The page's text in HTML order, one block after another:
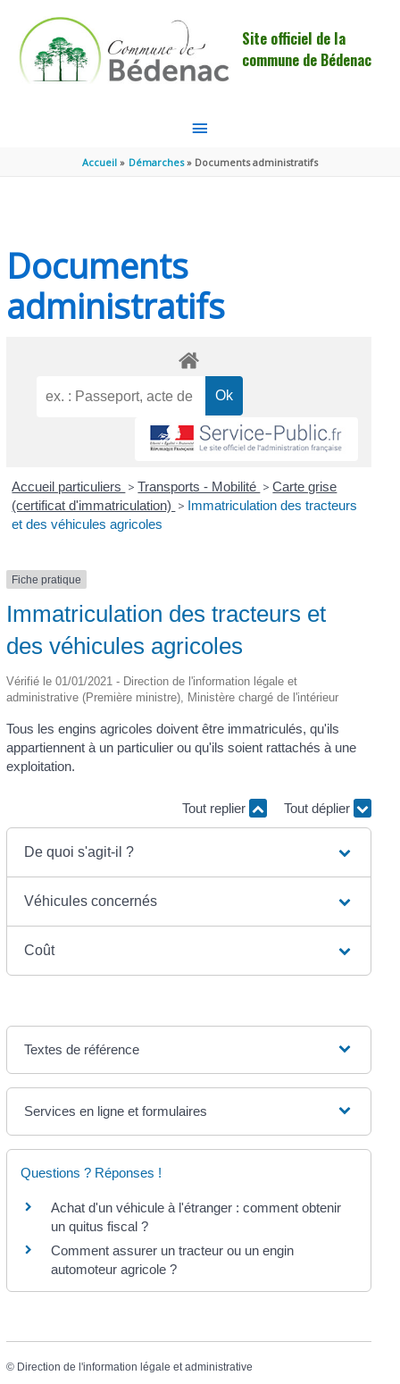
Site officiel de la
commune de Bédenac
MENU
PRINCIPAL
Accueil Démarches Documents administratifs
Documents
administratifs
Accueil particuliers > Transports - Mobilité > Carte grise
(certificat d'immatriculation) > Immatriculation des tracteurs
et des véhicules agricoles
Fiche pratique
Immatriculation des tracteurs et
des véhicules agricoles
Vérifié le 01/01/2021 - Direction de l'information légale et
administrative (Première ministre), Ministère chargé de l'intérieur
Tous les engins agricoles doivent être immatriculés, qu'ils
appartiennent à un particulier ou qu'ils soient rattachés à une
exploitation.
Tout replier Tout déplier
De quoi s'agit-il ?
Véhicules concernés
Coût
Textes de référence
Services en ligne et formulaires
Questions ? Réponses !
Achat d'un véhicule à l'étranger : comment obtenir
un quitus fiscal ?
Comment assurer un tracteur ou un engin
automoteur agricole ?
© Direction de l'information légale et administrative